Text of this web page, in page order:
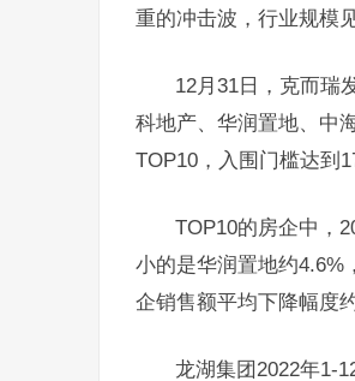
重的冲击波，行业规模
12月31日，克而瑞
科地产、华润置地、中
TOP10，入围门槛达到
TOP10的房企中，
小的是华润置地约4.6%
企销售额平均下降幅度
龙湖集团2022年1-